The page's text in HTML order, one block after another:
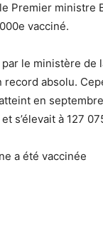
Premier ministre
vacciné.
le ministère de
absolu.
en
s’élevait à 127
a été vaccinée